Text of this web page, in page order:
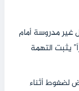
غير مدروسة أمام
يثبت التهمة
لضغوط أثناء